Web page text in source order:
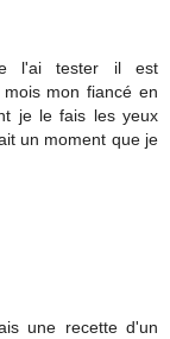
l'ai tester il est
mon fiancé en
je le fais les yeux
un moment que je
une recette d'un